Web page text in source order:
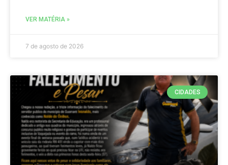
VER MATÉRIA »
7 de agosto de 2026
CIDADES